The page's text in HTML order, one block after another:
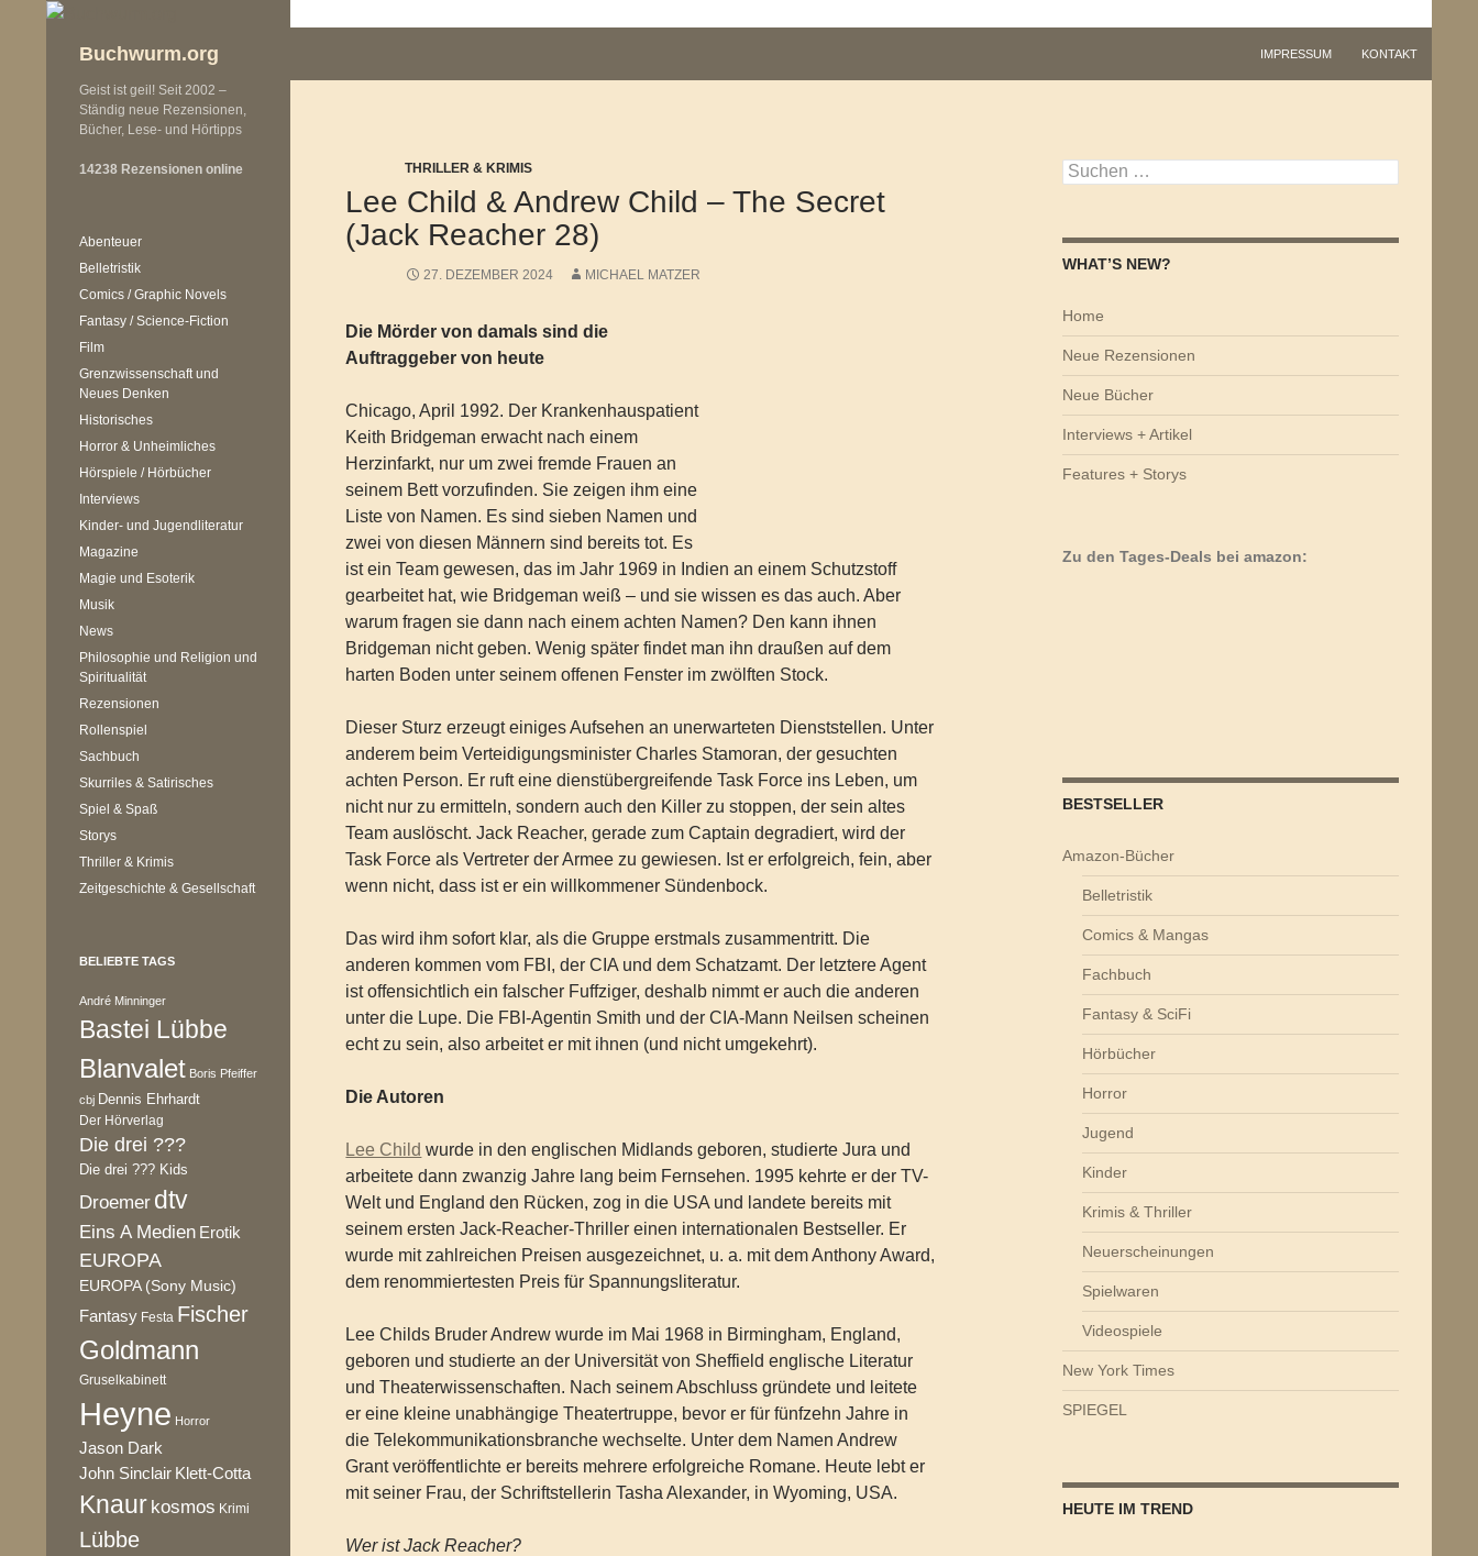
Buchwurm.org IMPRESSUM KONTAKT
THRILLER & KRIMIS
Lee Child & Andrew Child – The Secret
(Jack Reacher 28)
27. DEZEMBER 2024 MICHAEL MATZER
Die Mörder von damals sind die
Auftraggeber von heute
Chicago, April 1992. Der Krankenhauspatient
Keith Bridgeman erwacht nach einem
Herzinfarkt, nur um zwei fremde Frauen an
seinem Bett vorzufinden. Sie zeigen ihm eine
Liste von Namen. Es sind sieben Namen und
zwei von diesen Männern sind bereits tot. Es
ist ein Team gewesen, das im Jahr 1969 in Indien an einem Schutzstoff
gearbeitet hat, wie Bridgeman weiß – und sie wissen es das auch. Aber
warum fragen sie dann nach einem achten Namen? Den kann ihnen
Bridgeman nicht geben. Wenig später findet man ihn draußen auf dem
harten Boden unter seinem offenen Fenster im zwölften Stock.
Dieser Sturz erzeugt einiges Aufsehen an unerwarteten Dienststellen. Unter
anderem beim Verteidigungsminister Charles Stamoran, der gesuchten
achten Person. Er ruft eine dienstübergreifende Task Force ins Leben, um
nicht nur zu ermitteln, sondern auch den Killer zu stoppen, der sein altes
Team auslöscht. Jack Reacher, gerade zum Captain degradiert, wird der
Task Force als Vertreter der Armee zu gewiesen. Ist er erfolgreich, fein, aber
wenn nicht, dass ist er ein willkommener Sündenbock.
Das wird ihm sofort klar, als die Gruppe erstmals zusammentritt. Die
anderen kommen vom FBI, der CIA und dem Schatzamt. Der letztere Agent
ist offensichtlich ein falscher Fuffziger, deshalb nimmt er auch die anderen
unter die Lupe. Die FBI-Agentin Smith und der CIA-Mann Neilsen scheinen
echt zu sein, also arbeitet er mit ihnen (und nicht umgekehrt).
Die Autoren
Lee Child wurde in den englischen Midlands geboren, studierte Jura und
arbeitete dann zwanzig Jahre lang beim Fernsehen. 1995 kehrte er der TV-
Welt und England den Rücken, zog in die USA und landete bereits mit
seinem ersten Jack-Reacher-Thriller einen internationalen Bestseller. Er
wurde mit zahlreichen Preisen ausgezeichnet, u. a. mit dem Anthony Award,
dem renommiertesten Preis für Spannungsliteratur.
Lee Childs Bruder Andrew wurde im Mai 1968 in Birmingham, England,
geboren und studierte an der Universität von Sheffield englische Literatur
und Theaterwissenschaften. Nach seinem Abschluss gründete und leitete
er eine kleine unabhängige Theatertruppe, bevor er für fünfzehn Jahre in
die Telekommunikationsbranche wechselte. Unter dem Namen Andrew
Grant veröffentlichte er bereits mehrere erfolgreiche Romane. Heute lebt er
mit seiner Frau, der Schriftstellerin Tasha Alexander, in Wyoming, USA.
Wer ist Jack Reacher?
Suchen
nach:
WHAT’S NEW?
Home
Neue Rezensionen
Neue Bücher
Interviews + Artikel
Features + Storys
Zu den Tages-Deals bei amazon:
BESTSELLER
Amazon-Bücher
Belletristik
Comics & Mangas
Fachbuch
Fantasy & SciFi
Hörbücher
Horror
Jugend
Kinder
Krimis & Thriller
Neuerscheinungen
Spielwaren
Videospiele
New York Times
SPIEGEL
HEUTE IM TREND
Geist ist geil! Seit 2002 –
Ständig neue Rezensionen,
Bücher, Lese- und Hörtipps
14238 Rezensionen online
Abenteuer
Belletristik
Comics / Graphic Novels
Fantasy / Science-Fiction
Film
Grenzwissenschaft und
Neues Denken
Historisches
Horror & Unheimliches
Hörspiele / Hörbücher
Interviews
Kinder- und Jugendliteratur
Magazine
Magie und Esoterik
Musik
News
Philosophie und Religion und
Spiritualität
Rezensionen
Rollenspiel
Sachbuch
Skurriles & Satirisches
Spiel & Spaß
Storys
Thriller & Krimis
Zeitgeschichte & Gesellschaft
BELIEBTE TAGS
André Minninger
Bastei Lübbe
Blanvalet Boris Pfeiffer
cbj Dennis Ehrhardt
Der Hörverlag
Die drei ???
Die drei ??? Kids
Droemer dtv
Eins A Medien Erotik
EUROPA
EUROPA (Sony Music)
Fantasy Festa Fischer
Goldmann
Gruselkabinett
Heyne Horror
Jason Dark
John Sinclair Klett-Cotta
Knaur kosmos Krimi
Lübbe